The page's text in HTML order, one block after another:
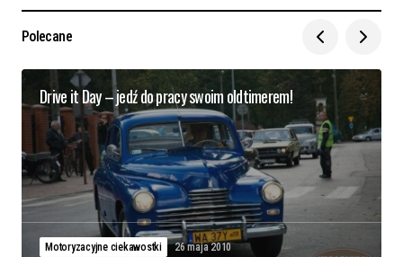
Polecane
Drive it Day – jedź do pracy swoim oldtimerem!
Motoryzacyjne ciekawostki 26 maja 2010